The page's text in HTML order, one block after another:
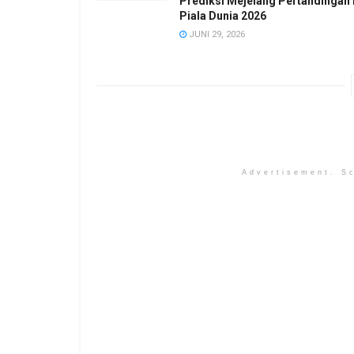
Piala Dunia 2026
JUNI 29, 2026
Advertisement.